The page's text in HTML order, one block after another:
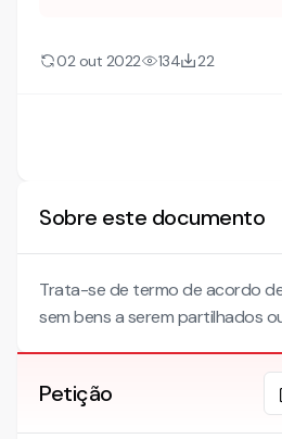
02 out 2022 134 22
Sobre este documento
Trata-se de termo de acordo
sem bens a serem partilhados
Petição